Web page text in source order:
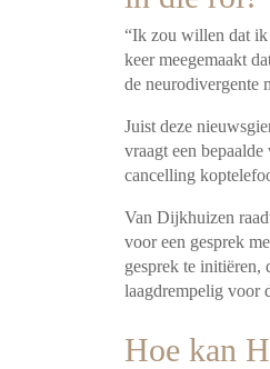
“Ik zou willen dat ik
keer meegemaakt
de neurodivergente
Juist deze
vraagt een
cancelling
Van Dijkhuizen
voor een gesprek
gesprek te initiëren,
laagdrempelig voor
Hoe kan